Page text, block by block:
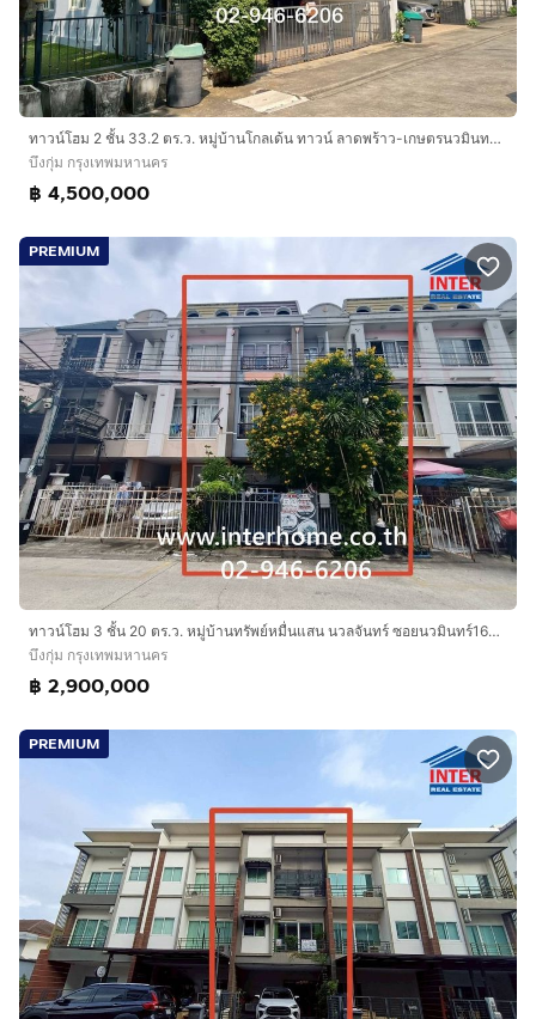
ทาวน์โฮม 2 ชั้น 33.2 ตร.ว. หมู่บ้านโกลเด้น ทาวน์ ลาดพร้าว-เกษตรนวมินทร์ ซอยนวมินทร์42 แยก27 ถนนนวมินทร์ ถนนรามอินทรา เขตบึงกุ่ม กรุงเทพ
บึงกุ่ม กรุงเทพมหานคร
฿ 4,500,000
PREMIUM
ทาวน์โฮม 3 ชั้น 20 ตร.ว. หมู่บ้านทรัพย์หมื่นแสน นวลจันทร์ ซอยนวมินทร์163 ถนนอินทรา ถนนนวมินทร์ เขตบึงกุ่ม กรุงเทพมหานคร
บึงกุ่ม กรุงเทพมหานคร
฿ 2,900,000
PREMIUM